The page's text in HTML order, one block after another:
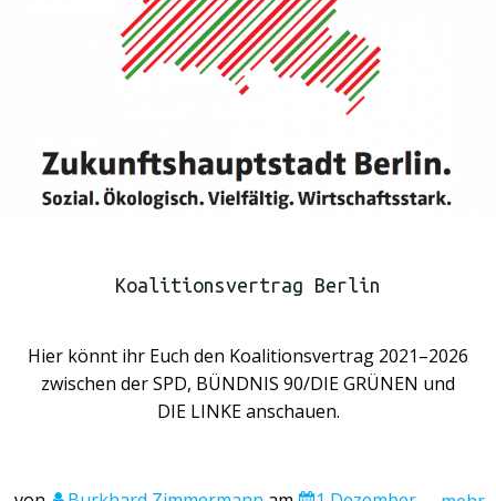
Koalitionsvertrag Berlin
Hier könnt ihr Euch den Koalitionsvertrag 2021–2026
zwischen der SPD, BÜNDNIS 90/DIE GRÜNEN und
DIE LINKE anschauen.